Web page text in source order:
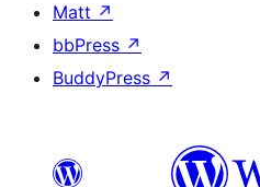
Matt ↗
bbPress ↗
BuddyPress ↗